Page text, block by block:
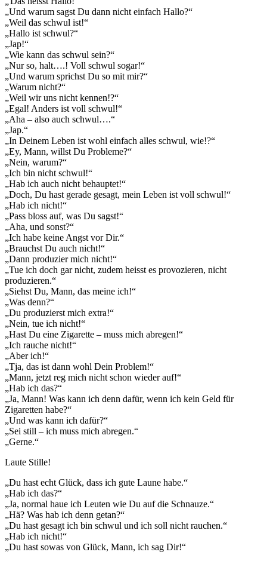
„Und warum sagst Du dann nicht einfach Hallo?“
„Weil das schwul ist!“
„Hallo ist schwul?“
„Jap!“
„Wie kann das schwul sein?“
„Nur so, halt….! Voll schwul sogar!“
„Und warum sprichst Du so mit mir?“
„Warum nicht?“
„Weil wir uns nicht kennen!?“
„Egal! Anders ist voll schwul!“
„Aha – also auch schwul….“
„Jap.“
„In Deinem Leben ist wohl einfach alles schwul, wie!?“
„Ey, Mann, willst Du Probleme?“
„Nein, warum?“
„Ich bin nicht schwul!“
„Hab ich auch nicht behauptet!“
„Doch, Du hast gerade gesagt, mein Leben ist voll schwul!“
„Hab ich nicht!“
„Pass bloss auf, was Du sagst!“
„Aha, und sonst?“
„Ich habe keine Angst vor Dir.“
„Brauchst Du auch nicht!“
„Dann produzier mich nicht!“
„Tue ich doch gar nicht, zudem heisst es provozieren, nicht
produzieren.“
„Siehst Du, Mann, das meine ich!“
„Was denn?“
„Du produzierst mich extra!“
„Nein, tue ich nicht!“
„Hast Du eine Zigarette – muss mich abregen!“
„Ich rauche nicht!“
„Aber ich!“
„Tja, das ist dann wohl Dein Problem!“
„Mann, jetzt reg mich nicht schon wieder auf!“
„Hab ich das?“
„Ja, Mann! Was kann ich denn dafür, wenn ich kein Geld für
Zigaretten habe?“
„Und was kann ich dafür?“
„Sei still – ich muss mich abregen.“
„Gerne.“
Laute Stille!
„Du hast echt Glück, dass ich gute Laune habe.“
„Hab ich das?“
„Ja, normal haue ich Leuten wie Du auf die Schnauze.“
„Hä? Was hab ich denn getan?“
„Du hast gesagt ich bin schwul und ich soll nicht rauchen.“
„Hab ich nicht!“
„Du hast sowas von Glück, Mann, ich sag Dir!“